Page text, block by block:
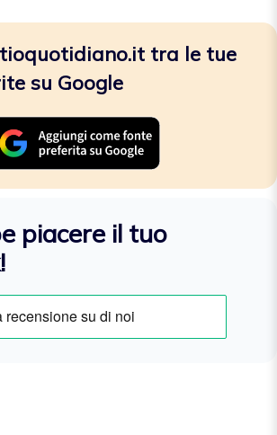
tra le tue
su Google
piacere il tuo